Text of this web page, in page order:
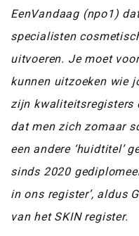
EenVandaag (npo1)
specialisten
uitvoeren. Je moet
kunnen uitzoeken wie
zijn kwaliteitsregisters
dat men zich zomaar
een andere ‘huidtitel’
sinds 2020
in ons register’, aldus
van het SKIN register.